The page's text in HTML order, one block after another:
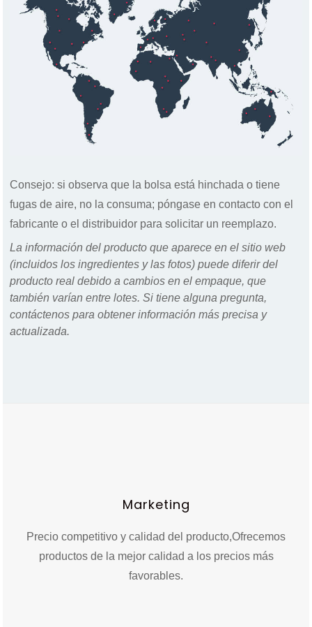
Consejo: si observa que la bolsa está hinchada o tiene
fugas de aire, no la consuma; póngase en contacto con el
fabricante o el distribuidor para solicitar un reemplazo.
La información del producto que aparece en el sitio web
(incluidos los ingredientes y las fotos) puede diferir del
producto real debido a cambios en el empaque, que
también varían entre lotes. Si tiene alguna pregunta,
contáctenos para obtener información más precisa y
actualizada.
Marketing
Precio competitivo y calidad del producto,Ofrecemos
productos de la mejor calidad a los precios más
favorables.